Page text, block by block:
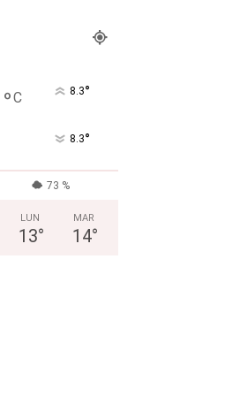
°C 8.3°
8.3°
73 %
LUN
13°
MAR
14°